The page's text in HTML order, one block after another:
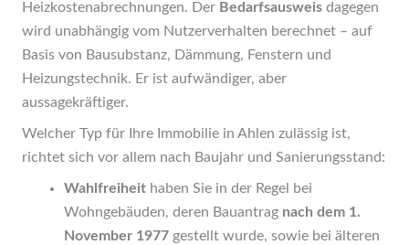
Heizkostenabrechnungen. Der Bedarfsausweisdagegen
wird unabhängig vom Nutzerverhalten berechnet – auf
Basis von Bausubstanz, Dämmung, Fenstern und
Heizungstechnik. Er ist aufwändiger, aber
aussagekräftiger.
Welcher Typ für Ihre Immobilie in Ahlen zulässig ist,
richtet sich vor allem nach Baujahr und Sanierungsstand:
Wahlfreiheit haben Sie in der Regel bei
Wohngebäuden, deren Bauantrag nach dem 1.
November 1977 gestellt wurde, sowie bei älteren